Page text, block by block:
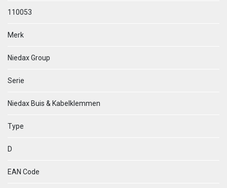
110053
Merk
Niedax Group
Serie
Niedax Buis & Kabelklemmen
Type
D
EAN Code